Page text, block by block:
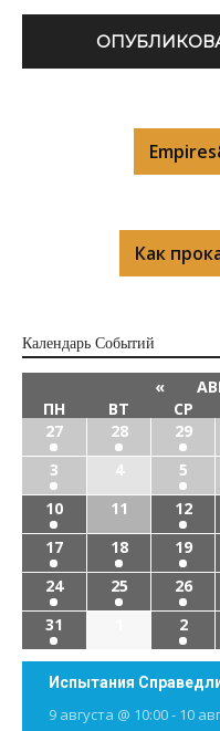
Как
Календарь Cобытий
«
ПН
ВТ СР
27
28 29
3
4 5
10
11 12
17
18 19
24
25 26
31
2
Испытания
9 августа @ 10:00- 10